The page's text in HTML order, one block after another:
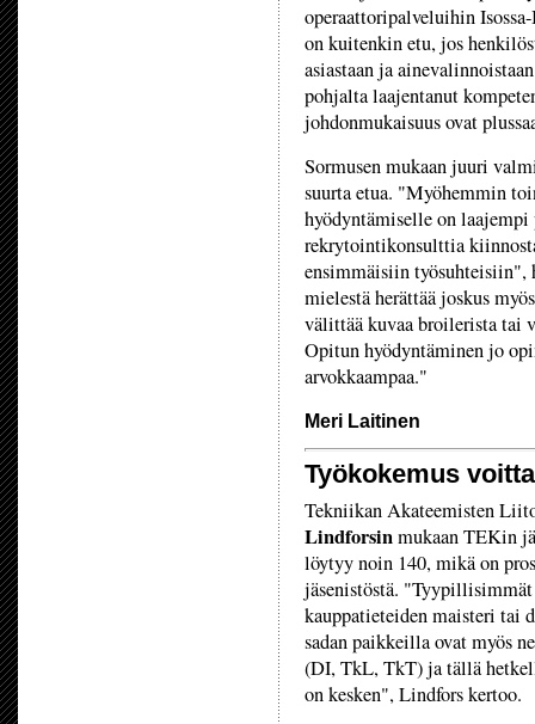
operaattoripalveluihin
on kuitenkin etu, jos
asiastaan ja
pohjalta laajentanut
johdonmukaisuus ovat
Sormusen mukaan juuri
suurta etua. "Myöhemmin
hyödyntämiselle on
rekrytointikonsulttia
ensimmäisiin työsuhteisiin",
mielestä herättää joskus
välittää kuvaa broilerista tai
Opitun hyödyntäminen jo
arvokkaampaa."
Meri Laitinen
Työkokemus
Tekniikan Akateemisten
Lindforsinmukaan TEKin
löytyy noin 140, mikä on
jäsenistöstä.
kauppatieteiden maisteri
sadan paikkeilla ovat myös
(DI, TkL, TkT) ja tällä
on kesken", Lindfors kertoo.